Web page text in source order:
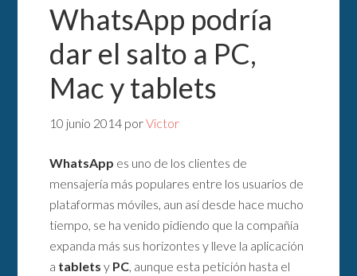
WhatsApp podría
dar el salto a PC,
Mac y tablets
10 junio 2014 porVictor
WhatsApp es uno de los clientes de
mensajería más populares entre los usuarios de
plataformas móviles, aun así desde hace mucho
tiempo, se ha venido pidiendo que la compañía
expanda más sus horizontes y lleve la aplicación
a tablets y PC, aunque esta petición hasta el